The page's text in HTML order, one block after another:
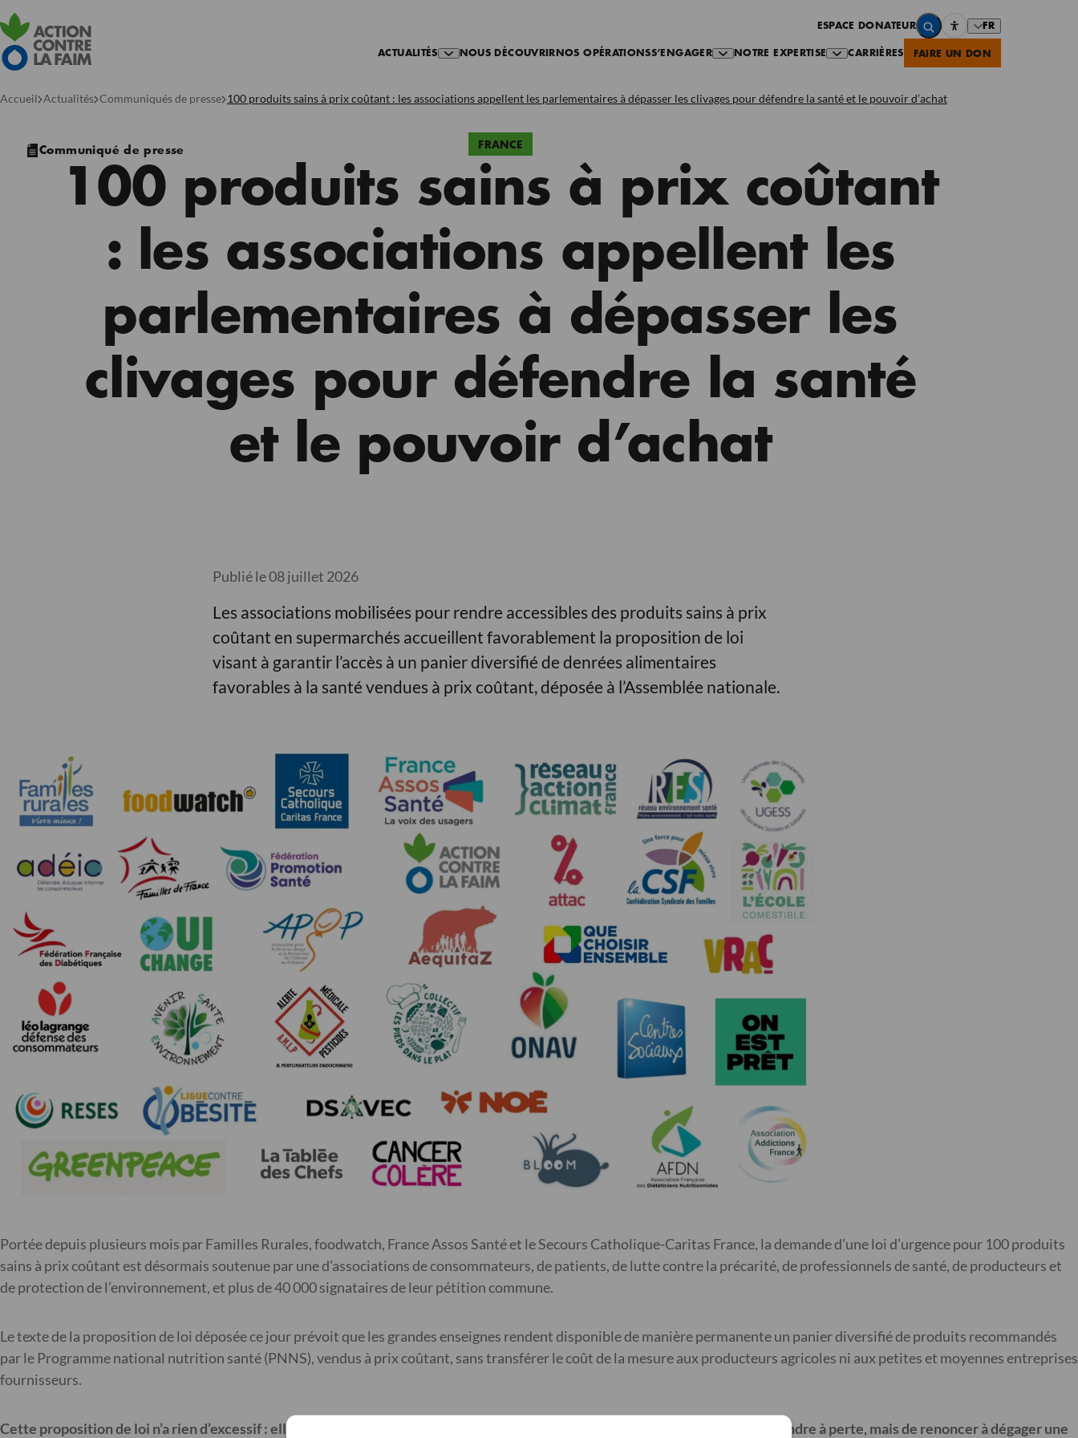
ESPACE DONATEUR FR
ACTUALITÉS NOUS DÉCOUVRIR NOS OPÉRATIONSS’ENGAGER NOTRE EXPERTISE CARRIÈRES FAIRE UN DON
Accueil Actualités Communiqués de presse 100 produits sains à prix coûtant : les associations appellent les parlementaires à dépasser les clivages pour défendre la santé et le pouvoir d’achat
FRANCE
Communiqué de presse
100 produits sains à prix coûtant
: les associations appellent les
parlementaires à dépasser les
clivages pour défendre la santé
et le pouvoir d’achat
Publié le 08 juillet 2026
Les associations mobilisées pour rendre accessibles des produits sains à prix
coûtant en supermarchés accueillent favorablement la proposition de loi
visant à garantir l’accès à un panier diversifié de denrées alimentaires
favorables à la santé vendues à prix coûtant, déposée à l’Assemblée nationale.
Portée depuis plusieurs mois par Familles Rurales, foodwatch, France Assos Santé et le Secours Catholique-Caritas France, la demande d’une loi d’urgence pour 100 produits
sains à prix coûtant est désormais soutenue par une d’associations de consommateurs, de patients, de lutte contre la précarité, de professionnels de santé, de producteurs et
de protection de l’environnement, et plus de 40 000 signataires de leur pétition commune.
Le texte de la proposition de loi déposée ce jour prévoit que les grandes enseignes rendent disponible de manière permanente un panier diversifié de produits recommandés
par le Programme national nutrition santé (PNNS), vendus à prix coûtant, sans transférer le coût de la mesure aux producteurs agricoles ni aux petites et moyennes entreprises
fournisseurs.
Cette proposition de loi n’a rien d’excessif : elle est équilibrée, réaliste et applicable. Elle ne demande pas aux enseignes de vendre à perte, mais de renoncer à dégager une